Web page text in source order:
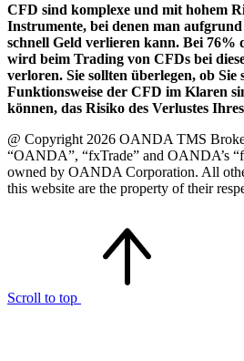
CFD sind komplexe und mit hohem
Instrumente, bei denen man
schnell Geld verlieren kann. Bei 76%
wird beim Trading von CFDs bei
verloren. Sie sollten überlegen, ob Sie
Funktionsweise der CFD im Klaren
können, das Risiko des Verlustes
@ Copyright 2026 OANDA TMS
“OANDA”, “fxTrade” and OANDA’s
owned by OANDA Corporation. All
this website are the property of their
Scroll to top